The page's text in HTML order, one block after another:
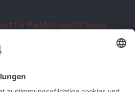
für Paddeln macht Spass
nach Venlo…die